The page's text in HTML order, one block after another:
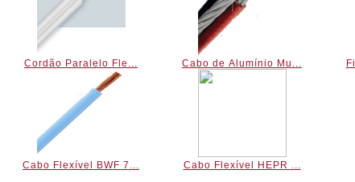
Cordão Paralelo Fle... Cabo de Alumínio Mu...
Cabo Flexível BWF 7... Cabo Flexível HEPR ...